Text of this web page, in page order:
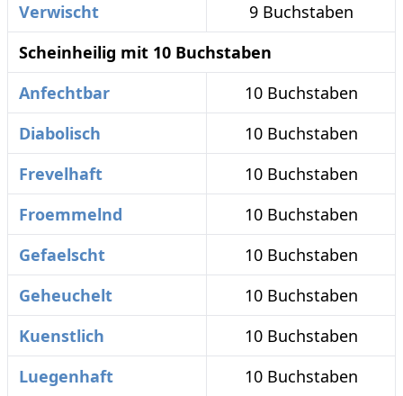
Verwischt
9 Buchstaben
Scheinheilig mit 10 Buchstaben
Anfechtbar
10 Buchstaben
Diabolisch
10 Buchstaben
Frevelhaft
10 Buchstaben
Froemmelnd
10 Buchstaben
Gefaelscht
10 Buchstaben
Geheuchelt
10 Buchstaben
Kuenstlich
10 Buchstaben
Luegenhaft
10 Buchstaben